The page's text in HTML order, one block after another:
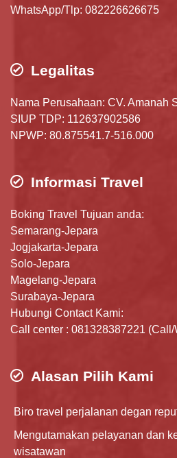
WhatsApp/Tlp: 082226626675
Legalitas
Nama Perusahaan: CV. Amanah
SIUP TDP: 112637902586
NPWP: 80.875541.7-516.000
Informasi Travel
Boking Travel Tujuan anda:
Semarang-Jepara
Jogjakarta-Jepara
Solo-Jepara
Magelang-Jepara
Surabaya-Jepara
Hubungi Contact Kami:
Call center : 081328387221 (Call/
Alasan Pilih Kami
Biro travel perjalanan degan
Mengutamakan pelayanan dan
wisatawan